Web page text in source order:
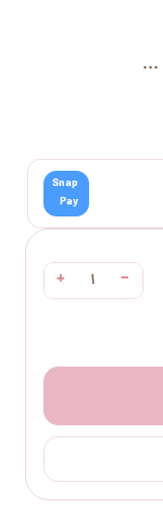
−
+
...
Snap
Pay